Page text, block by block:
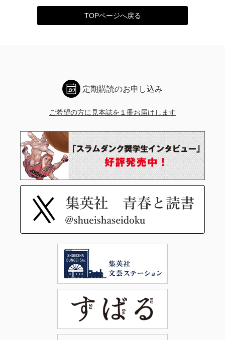
TOPページへ戻る
定期購読のお申し込み
ご希望の方に見本誌を１冊お届けします